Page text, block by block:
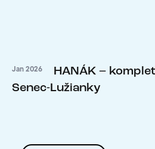
Jan 2026
HANÁK –
Senec-Lužianky